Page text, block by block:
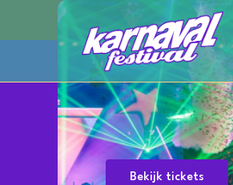
Bekijk tickets